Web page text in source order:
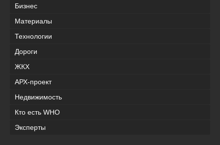
Бизнес
Материалы
Технологии
Дороги
ЖКХ
АРХ-проект
Недвижимость
Кто есть WHO
Эксперты